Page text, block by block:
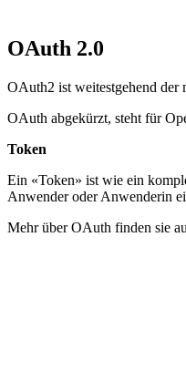
OAuth 2.0
OAuth2 ist weitestgehend der
OAuth abgekürzt, steht für
Token
Ein «Token» ist wie ein
Anwender oder Anwenderin
Mehr über OAuth finden sie